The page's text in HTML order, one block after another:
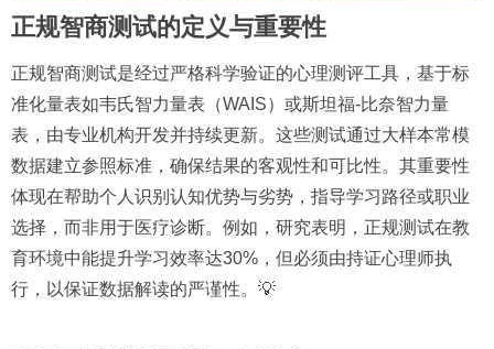
正规智商测试的定义与重要性
正规智商测试是经过严格科学验证的心理测评工具，基于标
准化量表如韦氏智力量表（WAIS）或斯坦福-比奈智力量
表，由专业机构开发并持续更新。这些测试通过大样本常模
数据建立参照标准，确保结果的客观性和可比性。其重要性
体现在帮助个人识别认知优势与劣势，指导学习路径或职业
选择，而非用于医疗诊断。例如，研究表明，正规测试在教
育环境中能提升学习效率达30%，但必须由持证心理师执
行，以保证数据解读的严谨性。💡